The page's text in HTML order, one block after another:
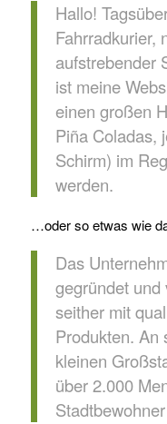
Hallo!
Fahrradkurier,
aufstrebender
ist meine
einen großen
Piña Coladas,
Schirm) im
werden.
…oder so etwas wie
Das
gegründet und
seither mit
Produkten. An
kleinen
über 2.000